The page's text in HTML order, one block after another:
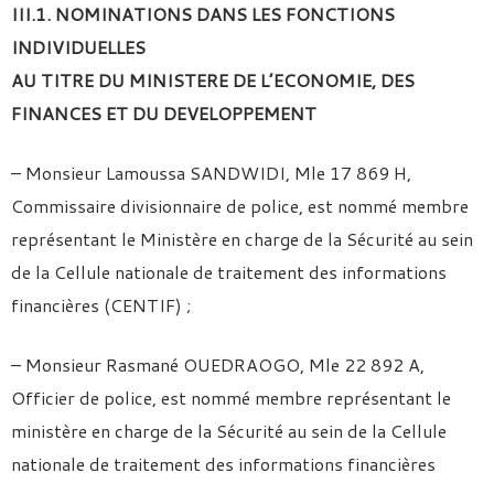
III.1. NOMINATIONS DANS LES FONCTIONS
INDIVIDUELLES
AU TITRE DU MINISTERE DE L’ECONOMIE, DES
FINANCES ET DU DEVELOPPEMENT
– Monsieur Lamoussa SANDWIDI, Mle 17 869 H,
Commissaire divisionnaire de police, est nommé membre
représentant le Ministère en charge de la Sécurité au sein
de la Cellule nationale de traitement des informations
financières (CENTIF) ;
– Monsieur Rasmané OUEDRAOGO, Mle 22 892 A,
Officier de police, est nommé membre représentant le
ministère en charge de la Sécurité au sein de la Cellule
nationale de traitement des informations financières